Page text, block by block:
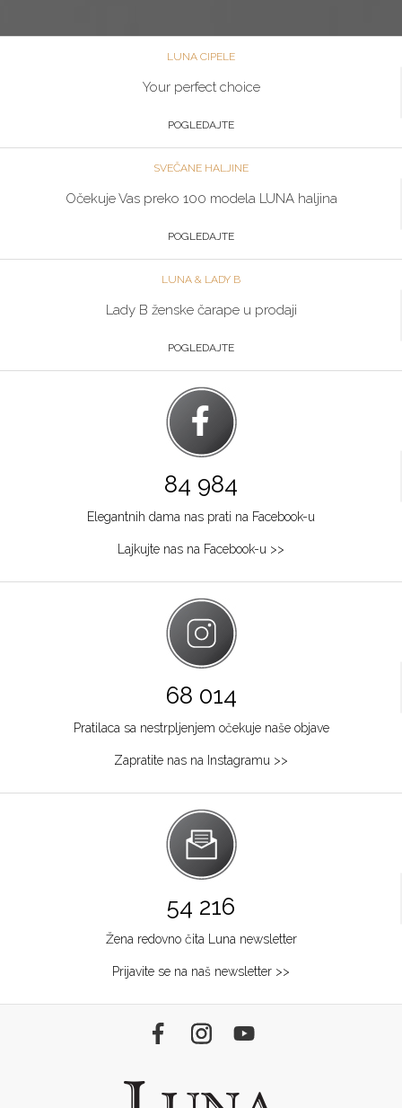
LUNA CIPELE
Your perfect choice
POGLEDAJTE
SVEČANE HALJINE
Očekuje Vas preko 100 modela LUNA haljina
POGLEDAJTE
LUNA & LADY B
Lady B ženske čarape u prodaji
POGLEDAJTE
84 984
Elegantnih dama nas prati na Facebook-u
Lajkujte nas na Facebook-u >>
68 014
Pratilaca sa nestrpljenjem očekuje naše objave
Zapratite nas na Instagramu >>
54 216
Žena redovno čita Luna newsletter
Prijavite se na naš newsletter >>